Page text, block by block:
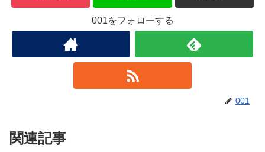
001をフォローする
001
関連記事